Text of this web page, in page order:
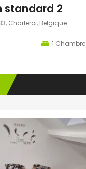
standard 2
Charleroi, Belgique
1 Chambre